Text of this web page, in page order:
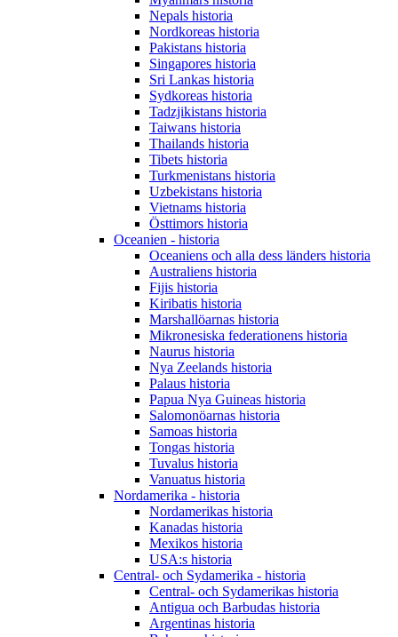
Nepals historia
Nordkoreas historia
Pakistans historia
Singapores historia
Sri Lankas historia
Sydkoreas historia
Tadzjikistans historia
Taiwans historia
Thailands historia
Tibets historia
Turkmenistans historia
Uzbekistans historia
Vietnams historia
Östtimors historia
Oceanien - historia
Oceaniens och alla dess länders historia
Australiens historia
Fijis historia
Kiribatis historia
Marshallöarnas historia
Mikronesiska federationens historia
Naurus historia
Nya Zeelands historia
Palaus historia
Papua Nya Guineas historia
Salomonöarnas historia
Samoas historia
Tongas historia
Tuvalus historia
Vanuatus historia
Nordamerika - historia
Nordamerikas historia
Kanadas historia
Mexikos historia
USA:s historia
Central- och Sydamerika - historia
Central- och Sydamerikas historia
Antigua och Barbudas historia
Argentinas historia